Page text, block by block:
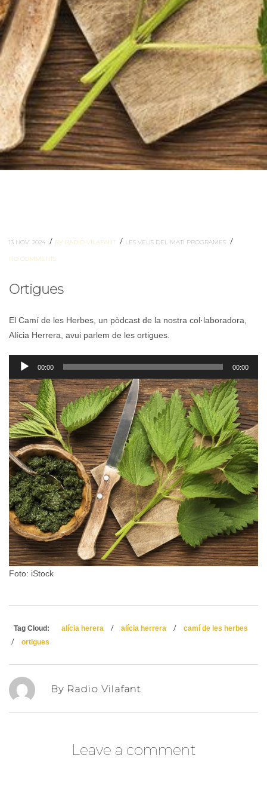
13 NOV. 2024 / BY RADIO VILAFANT / LES VEUS DEL MATÍ PROGRAMES /
NO COMMENTS
Ortigues
El Camí de les Herbes, un pòdcast de la nostra col·laboradora,
Alícia Herrera, avui parlem de les ortigues.
Reproductor
d'àudio
00:00 00:00
Foto: iStock
Tag Cloud: alícia herera / alícia herrera / camí de les herbes
/ ortigues
By Radio Vilafant
Leave a comment